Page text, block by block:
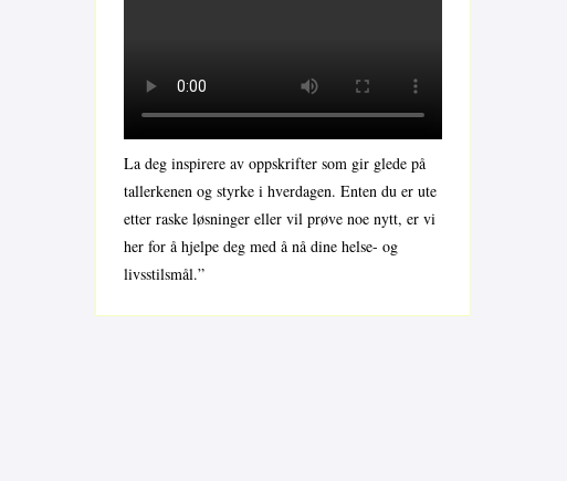
La deg inspirere av oppskrifter som gir glede på
tallerkenen og styrke i hverdagen. Enten du er ute
etter raske løsninger eller vil prøve noe nytt, er vi
her for å hjelpe deg med å nå dine helse- og
livsstilsmål.”